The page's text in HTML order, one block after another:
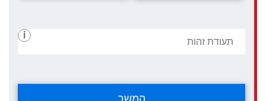
i